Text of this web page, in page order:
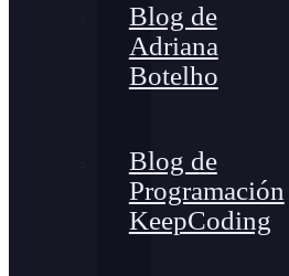
Blog de
Adriana
Botelho
Blog de
Programación
KeepCoding